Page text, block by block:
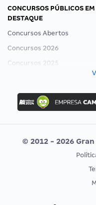
CONCURSOS PÚBLICOS EM
DESTAQUE
Concursos Abertos
Concursos 2026
Concursos 2025
Concurso Ibama
Concurso MPU
Editais publicados
CONCURSOS POR
© 2012 - 2026